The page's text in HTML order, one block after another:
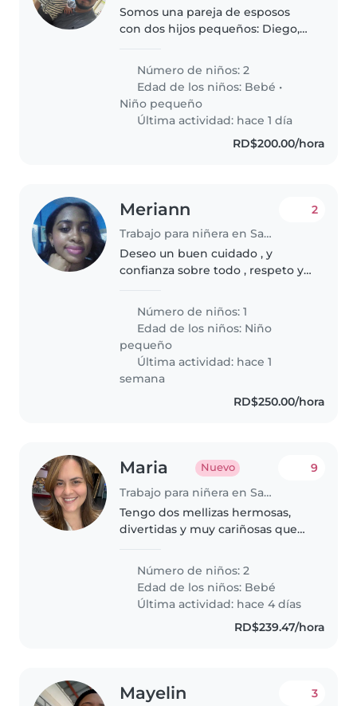
Somos una pareja de esposos
con dos hijos pequeños: Diego,
horario de oficina,
Número de niños: 2
Edad de los niños: Bebé •
Niño pequeño
Última actividad: hace 1 día
RD$200.00/hora
Meriann
Trabajo para niñera en Santo Domingo (Distrito de Santo Domingo)
2
Deseo un buen cuidado , y
confianza sobre todo , respeto y
Número de niños: 1
Edad de los niños: Niño
pequeño
Última actividad: hace 1
semana
RD$250.00/hora
Maria Nuevo
Trabajo para niñera en Santo Domingo (Distrito de Santo Domingo)
9
Tengo dos mellizas hermosas,
divertidas y muy cariñosas que
Número de niños: 2
Edad de los niños: Bebé
Última actividad: hace 4 días
RD$239.47/hora
Mayelin 3